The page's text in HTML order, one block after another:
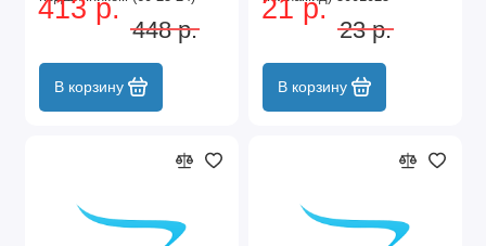
602524-11
413 р.
448 р.
В корзину
21 р.
23 р.
В корзину